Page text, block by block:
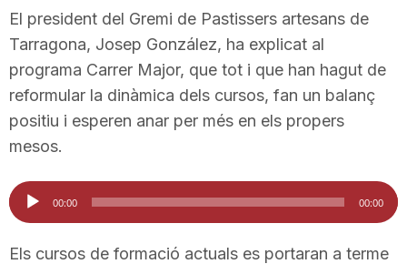
r
a
g
El president del Gremi de Pastissers artesans de
Tarragona, Josep González, ha explicat al
programa Carrer Major, que tot i que han hagut de
reformular la dinàmica dels cursos, fan un balanç
positiu i esperen anar per més en els propers
mesos.
Reproductor
d'àudio
00:00 00:00
Els cursos de formació actuals es portaran a terme